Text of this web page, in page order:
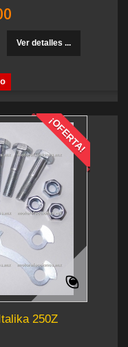
Ver detalles ...
¡OFERTA!
250Z